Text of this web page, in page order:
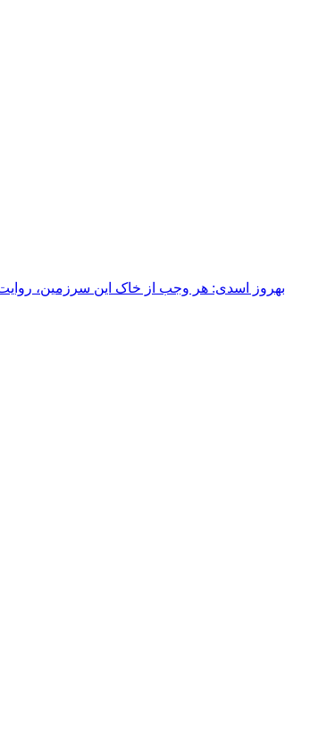
بهروز اسدی: هر وجب از خاک‌ این سرزمین،